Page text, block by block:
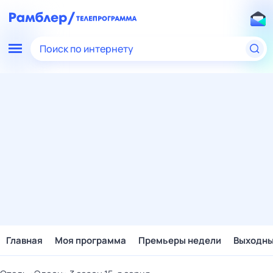
Поиск по интернету
Главная Моя программа Премьеры недели